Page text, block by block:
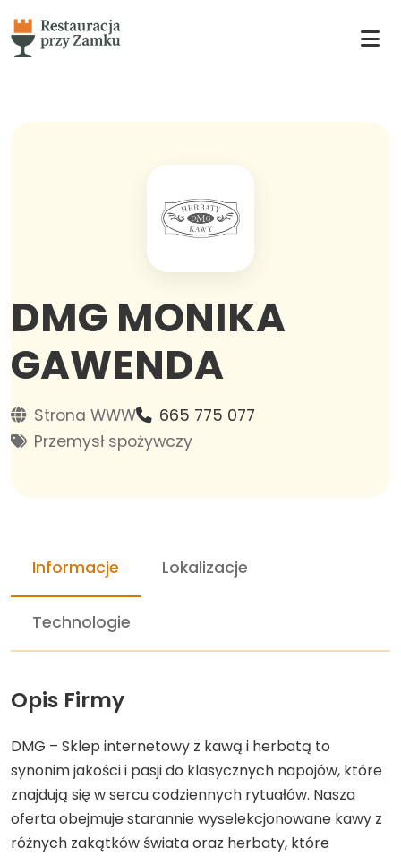
DMG MONIKA
GAWENDA
Strona WWW
665 775 077
Przemysł spożywczy
Informacje Lokalizacje
Technologie
Opis Firmy
DMG – Sklep internetowy z kawą i herbatą to
synonim jakości i pasji do klasycznych napojów, które
znajdują się w sercu codziennych rytuałów. Nasza
oferta obejmuje starannie wyselekcjonowane kawy z
różnych zakątków świata oraz herbaty, które